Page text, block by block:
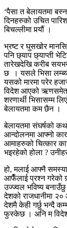
‘पैसा त बेलायतमा
दिनहरुको उचित
बिचल्लीमा पर्‍यौं ।
भ्रष्ट र घुसखोर
पनि छ्याप छ्याप्ती
तारेखदेखि करीब
छ । यसले भिसा
यसको मारमा परेर
विदेश आएको ऋणसमेत
शरणार्थी भिसासम्म
बेलायतमा कम छैन ।
बेलायतमा संघर्षको
आन्दोलनमा आफ्नो काख
आमाहरुको चित्कार
भइरहेको होला ?
हो, मलाई आफ्नै
आफैँलाई प्रश्न गरेको
उज्ज्वल भविष्य बनाउँछु
देशको राजधानीमा
देशमै केही गर्छु भन्दै
फुस्केछ । अनि म